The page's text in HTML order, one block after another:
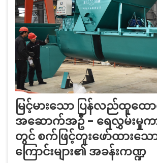
မြင့်မားသော ပြန်လည်ထူထော
အဆောက်အဦ - ရေလွှမ်းမှုက
တွင် စက်ဖြင့်တူးဖော်ထားသေ
ကြောင်းများ၏ အခန်းကဏ္ဍ